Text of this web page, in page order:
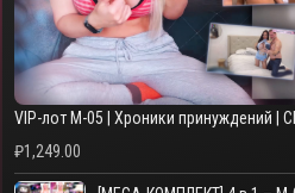
VIP-лот M-05 | Хроники принуждений |
₽1,249.00